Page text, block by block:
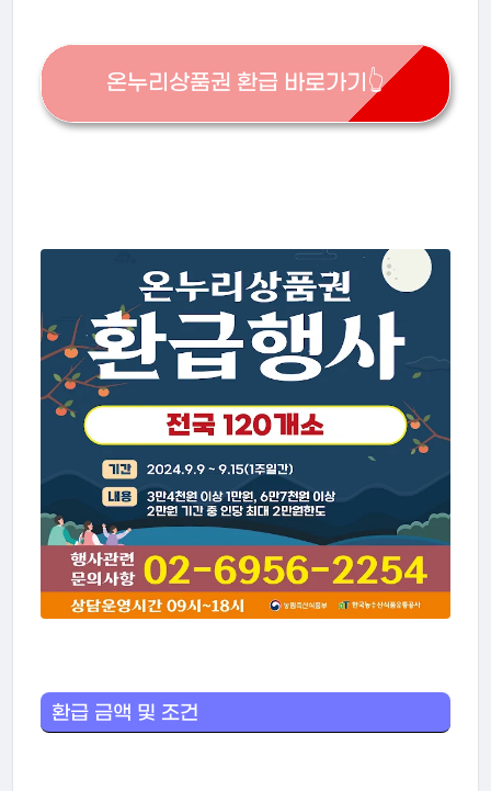
온누리상품권 환급 바로가기👆
환급 금액 및 조건